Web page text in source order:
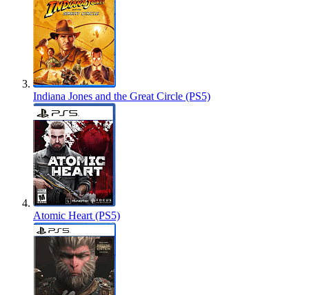
Indiana Jones and the Great Circle (PS5)
Atomic Heart (PS5)